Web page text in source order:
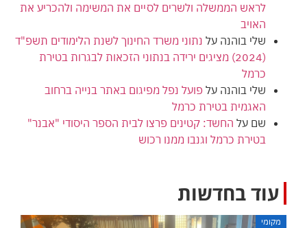
לראש הממשלה ולשרים לסיים את המשימה ולהכריע את
האויב
שלי בוהנה על נתוני משרד החינוך לשנת הלימודים תשפ"ד
(2024) מציגים ירידה בנתוני הזכאות לבגרות בטירת
כרמל
שלי בוהנה על פועל נפל מפיגום באתר בנייה ברחוב
האגמית בטירת כרמל
שם על החשד: קטינים פרצו לבית הספר היסודי "אבנר"
בטירת כרמל וגנבו ממנו רכוש
עוד בחדשות
מקומי